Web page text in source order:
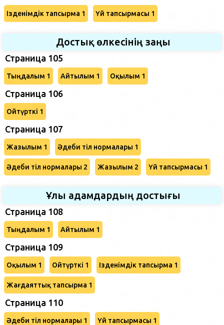
Ізденімдік тапсырма 1 Үй тапсырмасы 1
Достық өлкесінің заңы
Страница 105
Тыңдалым 1 Айтылым 1 Оқылым 1
Страница 106
Ойтүрткі 1
Страница 107
Жазылым 1 Әдеби тіл нормалары 1
Әдеби тіл нормалары 2 Жазылым 2 Үй тапсырмасы 1
Ұлы адамдардың достығы
Страница 108
Тыңдалым 1 Айтылым 1
Страница 109
Оқылым 1 Ойтүрткі 1 Ізденімдік тапсырма 1
Жағдаяттық тапсырма 1
Страница 110
Әдеби тіл нормалары 1 Үй тапсырмасы 1